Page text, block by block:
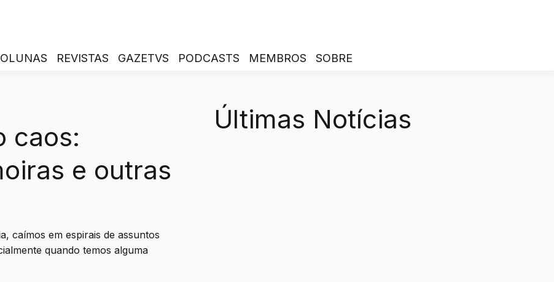
REVISTAS GAZETVS PODCASTS MEMBROS SOBRE
caos:
e outras
caímos em espirais de assuntos
quando temos alguma
Últimas Notícias